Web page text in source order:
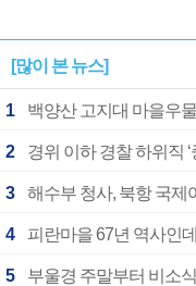
[많이 본 뉴스]
1 백양산 고지대 마을우
2 경위 이하 경찰 하위직
3 해수부 청사, 북항 국제
4 피란마을 67년 역사인
5 부울경 주말부터 비소